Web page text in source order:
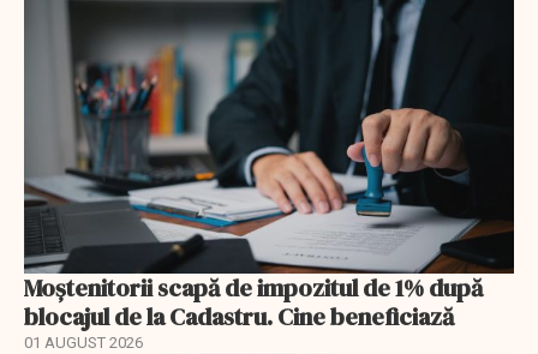
Moștenitorii scapă de impozitul de 1% după
blocajul de la Cadastru. Cine beneficiază
01 AUGUST 2026